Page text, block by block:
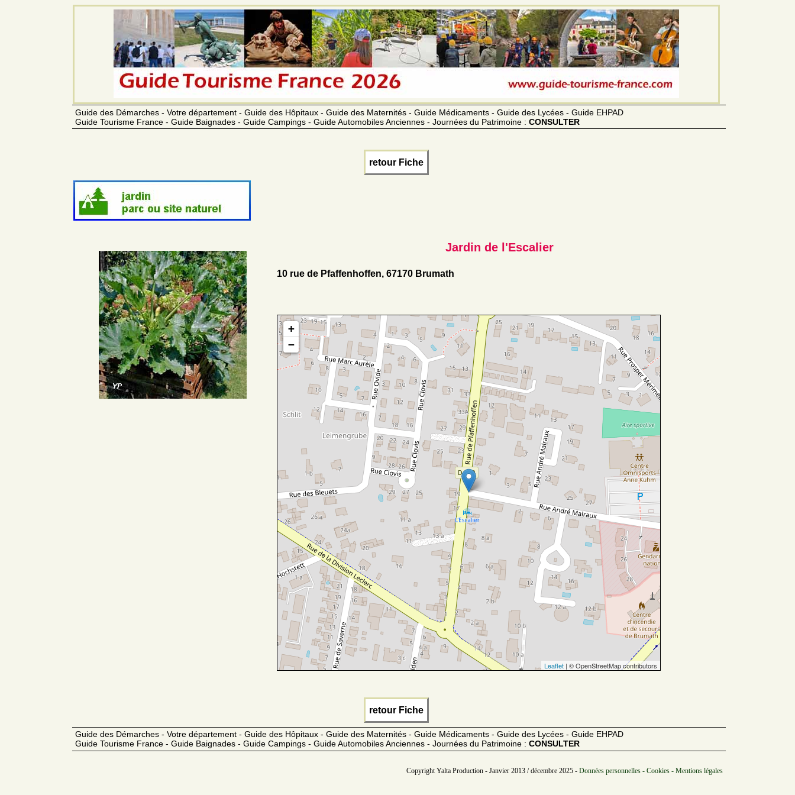
Guide des Démarches - Votre département - Guide des Hôpitaux - Guide des Maternités - Guide Médicaments - Guide des Lycées - Guide EHPAD
Guide Tourisme France - Guide Baignades - Guide Campings - Guide Automobiles Anciennes - Journées du Patrimoine : CONSULTER
retour Fiche
Jardin de l'Escalier
10 rue de Pfaffenhoffen, 67170 Brumath
+
−
Leaflet| © OpenStreetMap contributors
retour Fiche
Guide des Démarches - Votre département - Guide des Hôpitaux - Guide des Maternités - Guide Médicaments - Guide des Lycées - Guide EHPAD
Guide Tourisme France - Guide Baignades - Guide Campings - Guide Automobiles Anciennes - Journées du Patrimoine : CONSULTER
Copyright Yalta Production - Janvier 2013 / décembre 2025 - Données personnelles - Cookies - Mentions légales